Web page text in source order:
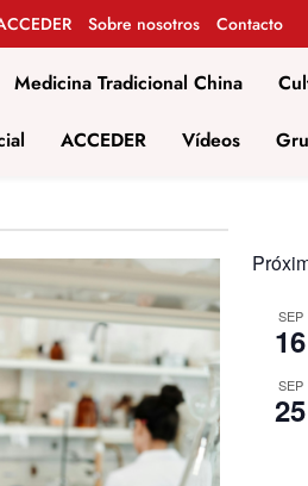
Sobre nosotros Contacto
Medicina Tradicional China
ACCEDER Vídeos
SEP
16
SEP
25